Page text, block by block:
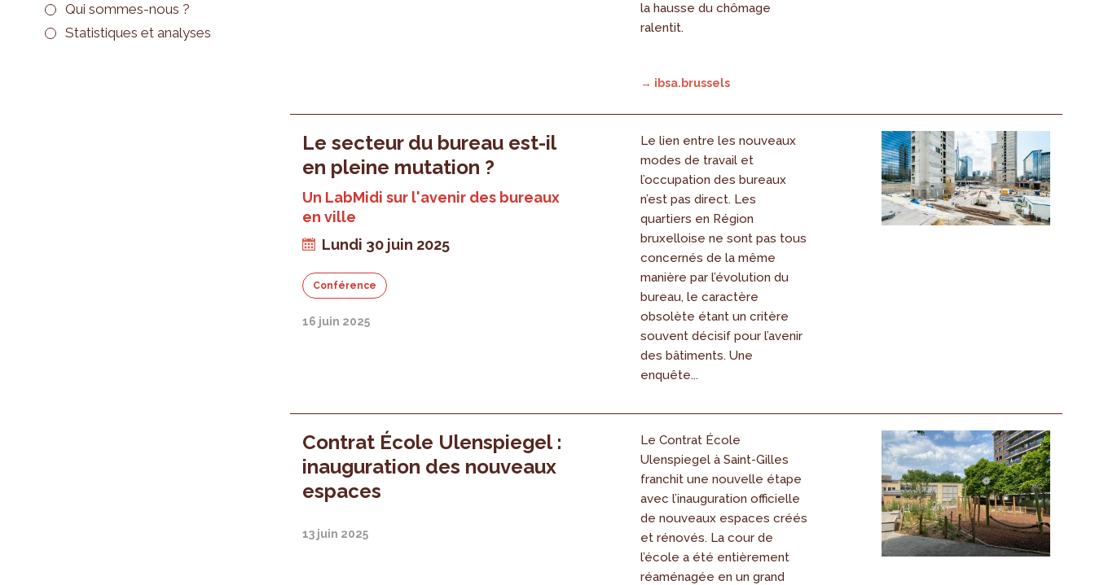
Qui sommes-nous ?
Statistiques et analyses
la hausse du chômage
ralentit.
→ ibsa.brussels
Le secteur du bureau est-il
en pleine mutation ?
Un LabMidi sur l'avenir des bureaux
en ville
Lundi 30 juin 2025
Conférence
16 juin 2025
Le lien entre les nouveaux
modes de travail et
l’occupation des bureaux
n’est pas direct. Les
quartiers en Région
bruxelloise ne sont pas tous
concernés de la même
manière par l’évolution du
bureau, le caractère
obsolète étant un critère
souvent décisif pour l’avenir
des bâtiments. Une
enquête...
Contrat École Ulenspiegel :
inauguration des nouveaux
espaces
13 juin 2025
Le Contrat École
Ulenspiegel à Saint-Gilles
franchit une nouvelle étape
avec l’inauguration officielle
de nouveaux espaces créés
et rénovés. La cour de
l’école a été entièrement
réaménagée en un grand